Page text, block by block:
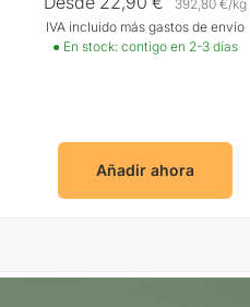
Oferta
392,80 €/kg
IVA incluido más gastos de envío
● En stock: contigo en 2-3 días
Añadir ahora